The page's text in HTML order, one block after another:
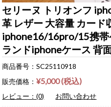
セリーヌ トリオンフ
革 レザー 大容量 カード
iphone16/16pro/15携帯
ランドiphoneケース 背
商品番号：SC25110918
販売価格：¥5,000 (税込)
レビュー：(0) お問い合わせ